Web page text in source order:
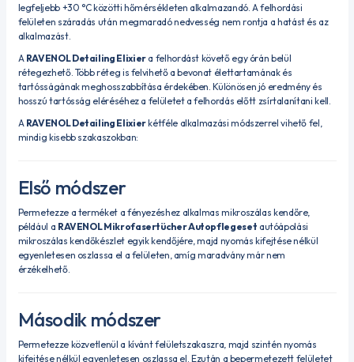
legfeljebb +30 °C közötti hőmérsékleten alkalmazandó. A felhordási
felületen száradás után megmaradó nedvesség nem rontja a hatást és az
alkalmazást.
A RAVENOL Detailing Elixiera felhordást követő egy órán belül
rétegezhető. Több réteg is felvihető a bevonat élettartamának és
tartósságának meghosszabbítása érdekében. Különösen jó eredmény és
hosszú tartósság eléréséhez a felületet a felhordás előtt zsírtalanítani kell.
A RAVENOL Detailing Elixierkétféle alkalmazási módszerrel vihető fel,
mindig kisebb szakaszokban:
Első módszer
Permetezze a terméket a fényezéshez alkalmas mikroszálas kendőre,
például a RAVENOL Mikrofasertücher Autopflegeset autóápolási
mikroszálas kendőkészlet egyik kendőjére, majd nyomás kifejtése nélkül
egyenletesen oszlassa el a felületen, amíg maradvány már nem
érzékelhető.
Második módszer
Permetezze közvetlenül a kívánt felületszakaszra, majd szintén nyomás
kifejtése nélkül egyenletesen oszlassa el. Ezután a bepermetezett felületet